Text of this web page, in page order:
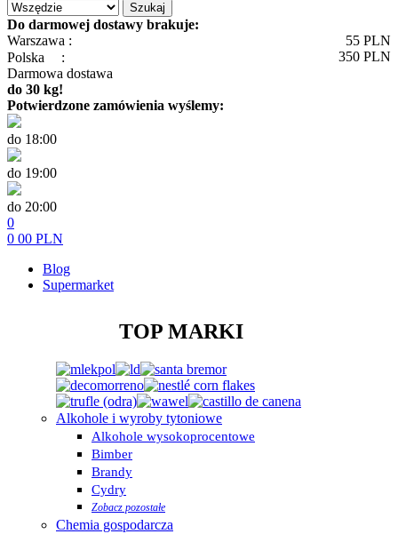
Szukaj
Do darmowej dostawy brakuje:
Warszawa :
55 PLN
Polska
: 350 PLN
Darmowa dostawa
do 30 kg!
Potwierdzone zamówienia wyślemy:
do 18:00
do 19:00
do 20:00
0
0 00 PLN
Blog
Supermarket
TOP MARKI
Alkohole i wyroby tytoniowe
Alkohole wysokoprocentowe
Bimber
Brandy
Cydry
Zobacz pozostałe
Chemia gospodarcza